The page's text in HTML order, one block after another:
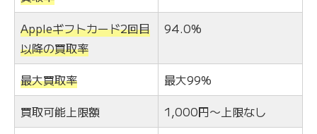
Appleギフトカード2回目
以降の買取率
94.0%
最大買取率
最大99%
買取可能上限額
1,000円〜上限なし